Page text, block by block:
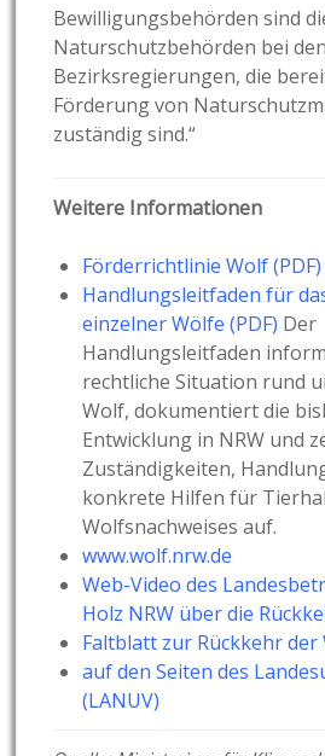
Bewilligungsbehörden sind
Naturschutzbehörden bei den
Bezirksregierungen, die
Förderung von
zuständig sind.“
Weitere Informationen
Förderrichtlinie Wolf (PDF)
Handlungsleitfaden für
einzelner Wölfe (PDF) Der
Handlungsleitfaden
rechtliche Situation rund
Wolf, dokumentiert die
Entwicklung in NRW und
Zuständigkeiten,
konkrete Hilfen für
Wolfsnachweises auf.
www.wolf.nrw.de
Web-Video des
Holz NRW über die
Faltblatt zur Rückkehr der
auf den Seiten des
(LANUV)